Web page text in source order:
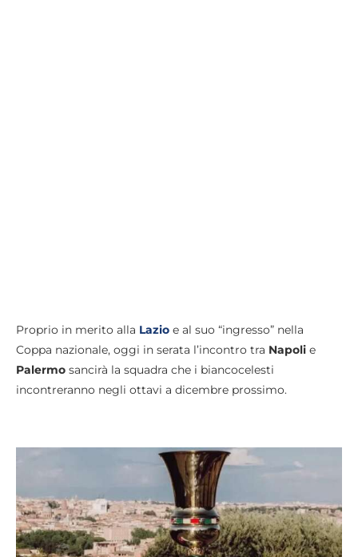
Proprio in merito alla Lazio e al suo “ingresso” nella
Coppa nazionale, oggi in serata l’incontro tra Napoli e
Palermo sancirà la squadra che i biancocelesti
incontreranno negli ottavi a dicembre prossimo.